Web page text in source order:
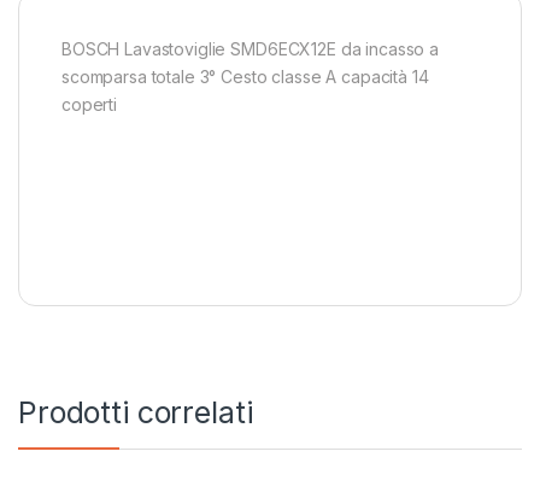
BOSCH Lavastoviglie SMD6ECX12E da incasso a
scomparsa totale 3° Cesto classe A capacità 14
coperti
Prodotti correlati